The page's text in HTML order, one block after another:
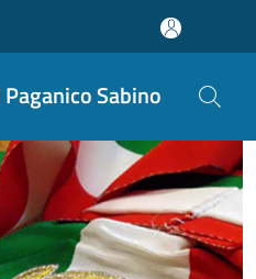
Sabino